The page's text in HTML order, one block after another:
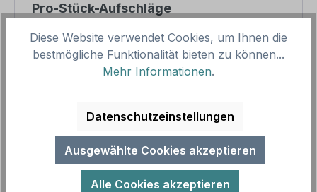
Pro-Stück-Aufschläge
Produktpreis
8,45 €
Zwischensumme
Gesamtpreis
8,45 €
Preise inkl. MwSt. zzgl. Versandkosten
Aufgrund von Neuberechnungen im Warenkorb sind
abweichende Endpreise möglich.
Diese Website verwendet Cookies, um Ihnen die
bestmögliche Funktionalität bieten zu können...
Mehr Informationen.
Datenschutzeinstellungen
Ausgewählte Cookies akzeptieren
Alle Cookies akzeptieren